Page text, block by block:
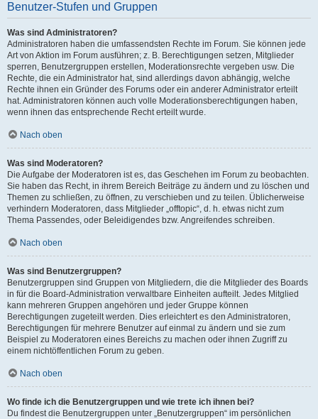
Benutzer-Stufen und Gruppen
Was sind Administratoren?
Administratoren haben die umfassendsten Rechte im Forum. Sie können jede
Art von Aktion im Forum ausführen; z. B. Berechtigungen setzen, Mitglieder
sperren, Benutzergruppen erstellen, Moderationsrechte vergeben usw. Die
Rechte, die ein Administrator hat, sind allerdings davon abhängig, welche
Rechte ihnen ein Gründer des Forums oder ein anderer Administrator erteilt
hat. Administratoren können auch volle Moderationsberechtigungen haben,
wenn ihnen das entsprechende Recht erteilt wurde.
Nach oben
Was sind Moderatoren?
Die Aufgabe der Moderatoren ist es, das Geschehen im Forum zu beobachten.
Sie haben das Recht, in ihrem Bereich Beiträge zu ändern und zu löschen und
Themen zu schließen, zu öffnen, zu verschieben und zu teilen. Üblicherweise
verhindern Moderatoren, dass Mitglieder „offtopic“, d. h. etwas nicht zum
Thema Passendes, oder Beleidigendes bzw. Angreifendes schreiben.
Nach oben
Was sind Benutzergruppen?
Benutzergruppen sind Gruppen von Mitgliedern, die die Mitglieder des Boards
in für die Board-Administration verwaltbare Einheiten aufteilt. Jedes Mitglied
kann mehreren Gruppen angehören und jeder Gruppe können
Berechtigungen zugeteilt werden. Dies erleichtert es den Administratoren,
Berechtigungen für mehrere Benutzer auf einmal zu ändern und sie zum
Beispiel zu Moderatoren eines Bereichs zu machen oder ihnen Zugriff zu
einem nichtöffentlichen Forum zu geben.
Nach oben
Wo finde ich die Benutzergruppen und wie trete ich ihnen bei?
Du findest die Benutzergruppen unter „Benutzergruppen“ im persönlichen